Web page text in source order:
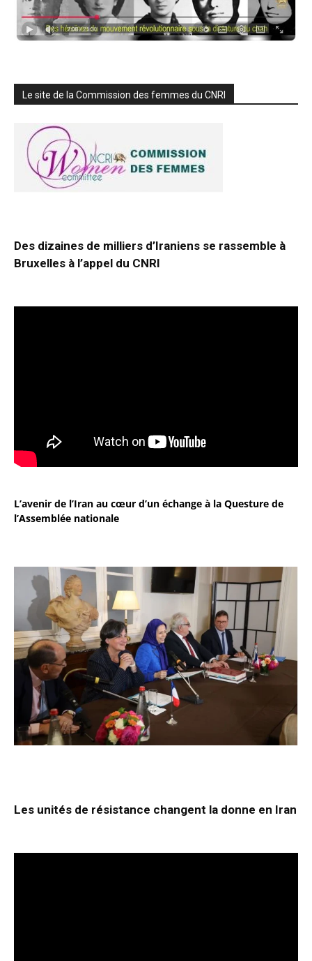
Le site de la Commission des femmes du CNRI
Des dizaines de milliers d’Iraniens se rassemble à
Bruxelles à l’appel du CNRI
L’avenir de l’Iran au cœur d’un échange à la Questure de
l’Assemblée nationale
Les unités de résistance changent la donne en Iran